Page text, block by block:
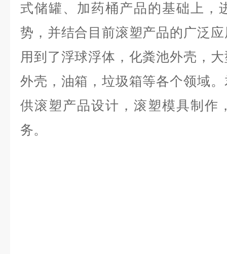
式储罐、加药桶产品的基础上，
势，并结合目前滚塑产品的广泛
用到了浮球浮体，化粪池外壳，
外壳，油箱，垃圾箱等各个领域
供滚塑产品设计，滚塑模具制作
务。